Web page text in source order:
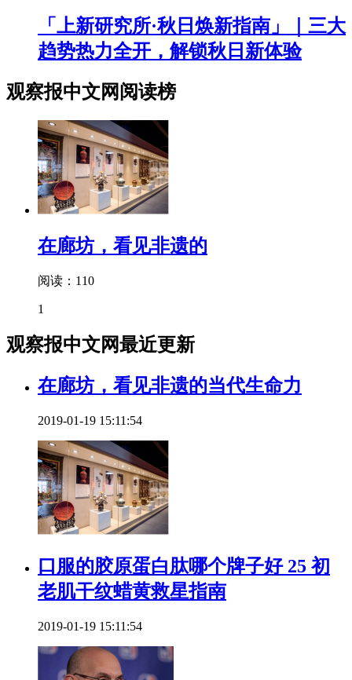
「上新研究所·秋日焕新指南」｜三大
趋势热力全开，解锁秋日新体验
观察报中文网阅读榜
在廊坊，看见非遗的
阅读：110
1
观察报中文网最近更新
在廊坊，看见非遗的当代生命力
2019-01-19 15:11:54
口服的胶原蛋白肽哪个牌子好 25 初
老肌干纹蜡黄救星指南
2019-01-19 15:11:54